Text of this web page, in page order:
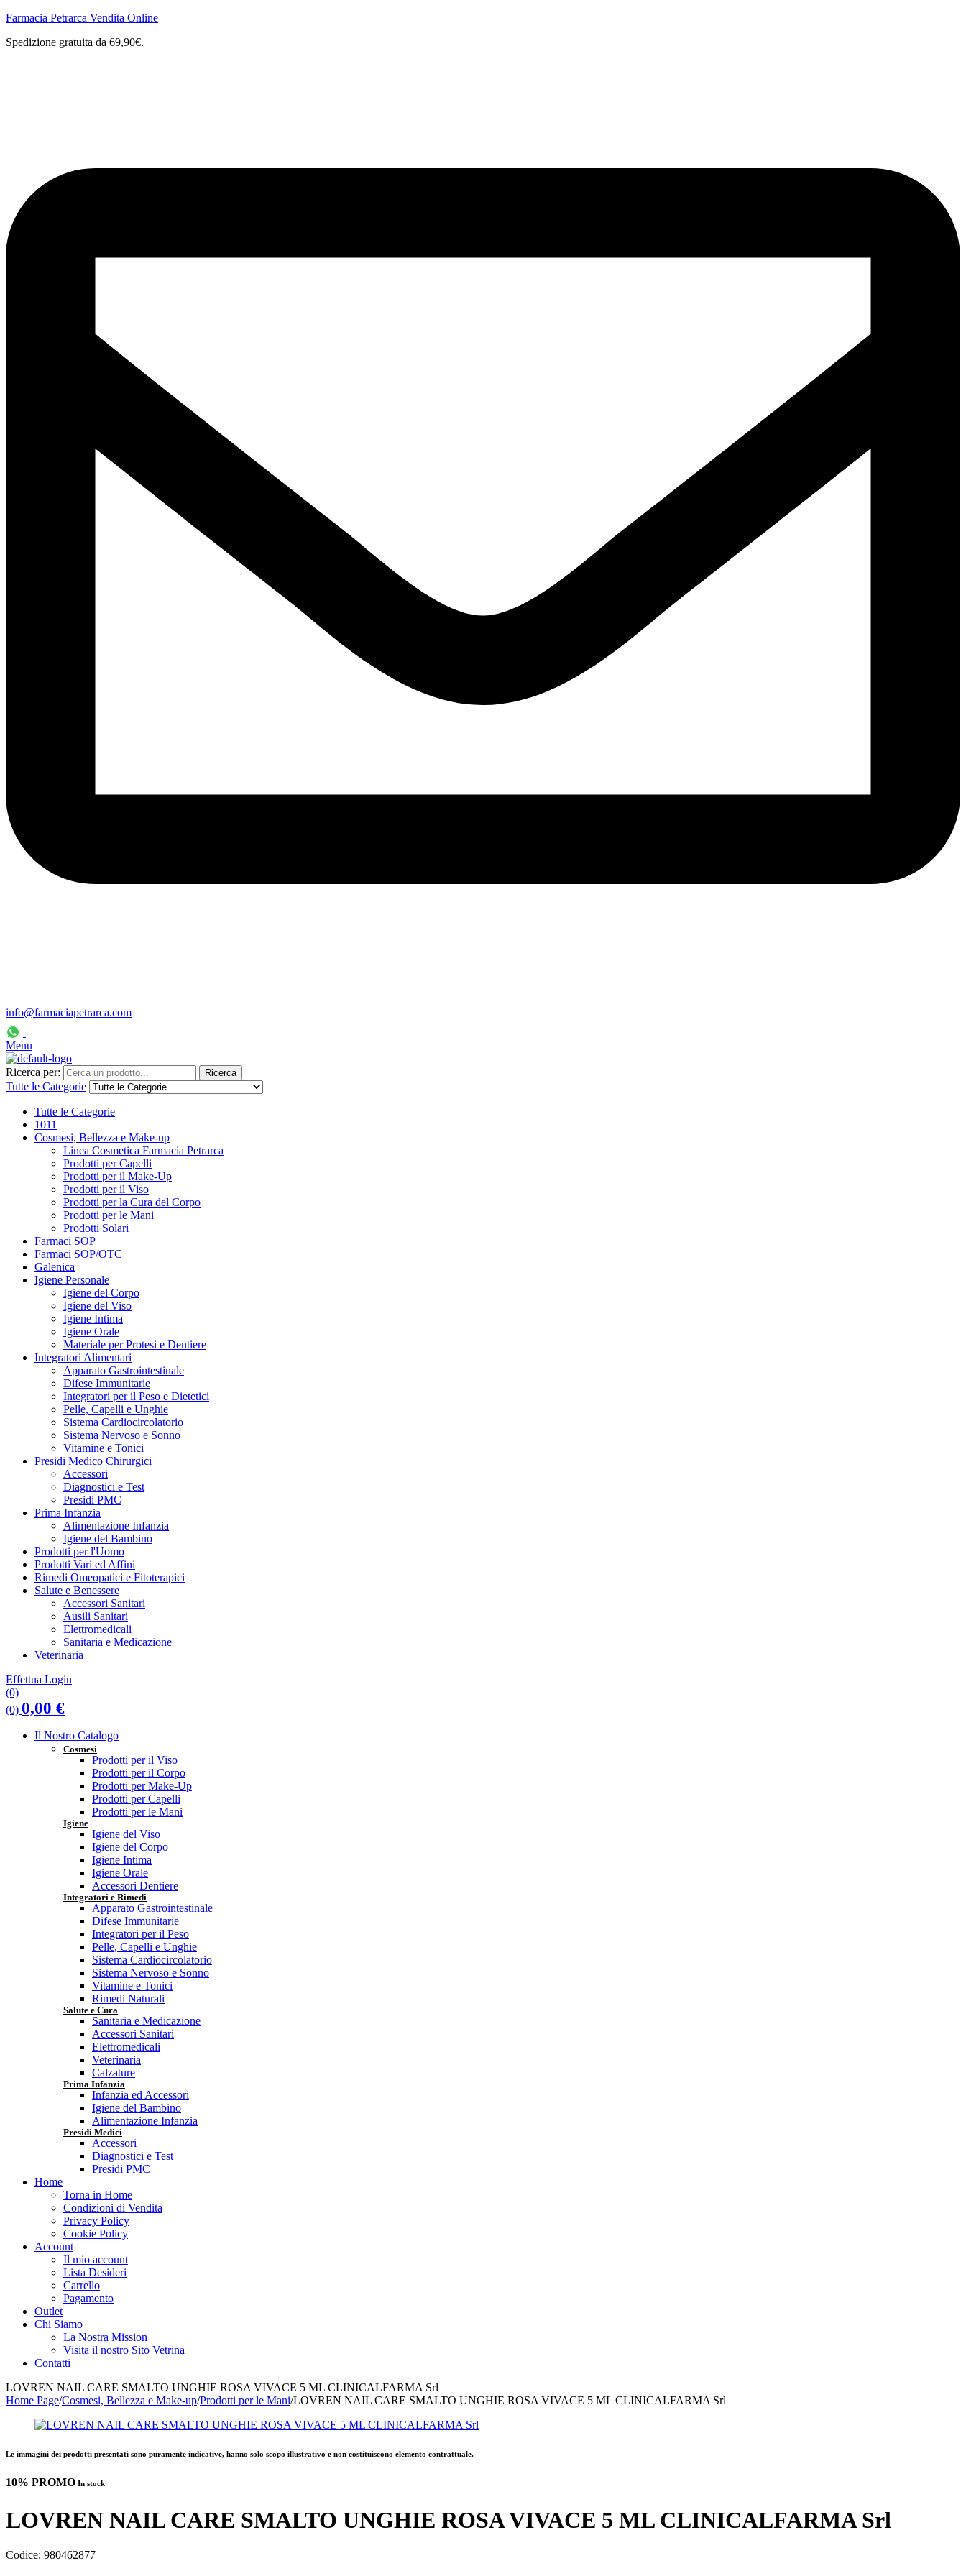
Farmacia Petrarca Vendita Online
Spedizione gratuita da 69,90€.
info@farmaciapetrarca.com
Menu
Ricerca per: Ricerca
Tutte le Categorie
Tutte le Categorie
1011
Cosmesi, Bellezza e Make-up
Linea Cosmetica Farmacia Petrarca
Prodotti per Capelli
Prodotti per il Make-Up
Prodotti per il Viso
Prodotti per la Cura del Corpo
Prodotti per le Mani
Prodotti Solari
Farmaci SOP
Farmaci SOP/OTC
Galenica
Igiene Personale
Igiene del Corpo
Igiene del Viso
Igiene Intima
Igiene Orale
Materiale per Protesi e Dentiere
Integratori Alimentari
Apparato Gastrointestinale
Difese Immunitarie
Integratori per il Peso e Dietetici
Pelle, Capelli e Unghie
Sistema Cardiocircolatorio
Sistema Nervoso e Sonno
Vitamine e Tonici
Presidi Medico Chirurgici
Accessori
Diagnostici e Test
Presidi PMC
Prima Infanzia
Alimentazione Infanzia
Igiene del Bambino
Prodotti per l'Uomo
Prodotti Vari ed Affini
Rimedi Omeopatici e Fitoterapici
Salute e Benessere
Accessori Sanitari
Ausili Sanitari
Elettromedicali
Sanitaria e Medicazione
Veterinaria
Effettua Login
(0)
(0) 0,00 €
Il Nostro Catalogo
Cosmesi
Prodotti per il Viso
Prodotti per il Corpo
Prodotti per Make-Up
Prodotti per Capelli
Prodotti per le Mani
Igiene
Igiene del Viso
Igiene del Corpo
Igiene Intima
Igiene Orale
Accessori Dentiere
Integratori e Rimedi
Apparato Gastrointestinale
Difese Immunitarie
Integratori per il Peso
Pelle, Capelli e Unghie
Sistema Cardiocircolatorio
Sistema Nervoso e Sonno
Vitamine e Tonici
Rimedi Naturali
Salute e Cura
Sanitaria e Medicazione
Accessori Sanitari
Elettromedicali
Veterinaria
Calzature
Prima Infanzia
Infanzia ed Accessori
Igiene del Bambino
Alimentazione Infanzia
Presidi Medici
Accessori
Diagnostici e Test
Presidi PMC
Home
Torna in Home
Condizioni di Vendita
Privacy Policy
Cookie Policy
Account
Il mio account
Lista Desideri
Carrello
Pagamento
Outlet
Chi Siamo
La Nostra Mission
Visita il nostro Sito Vetrina
Contatti
LOVREN NAIL CARE SMALTO UNGHIE ROSA VIVACE 5 ML CLINICALFARMA Srl
Home Page/Cosmesi, Bellezza e Make-up/Prodotti per le Mani/LOVREN NAIL CARE SMALTO UNGHIE ROSA VIVACE 5 ML CLINICALFARMA Srl
Le immagini dei prodotti presentati sono puramente indicative, hanno solo scopo illustrativo e non costituiscono elemento contrattuale.
10% PROMO In stock
LOVREN NAIL CARE SMALTO UNGHIE ROSA VIVACE 5 ML CLINICALFARMA Srl
Codice: 980462877